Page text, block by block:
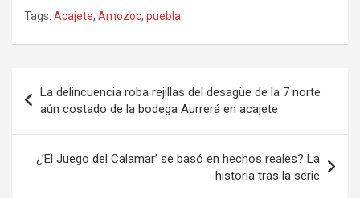
Tags: Acajete, Amozoc, puebla
de
entradas
La delincuencia roba rejillas del desagüe de la 7 norte
aún costado de la bodega Aurrerá en acajete
¿’El Juego del Calamar’ se basó en hechos reales? La
historia tras la serie